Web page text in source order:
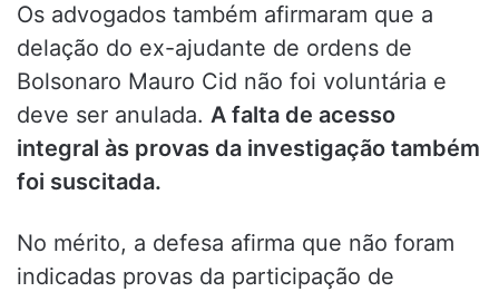
Os advogados também afirmaram que a
delação do ex-ajudante de ordens de
Bolsonaro Mauro Cid não foi voluntária e
deve ser anulada. A falta de acesso
integral às provas da investigação também
foi suscitada.
No mérito, a defesa afirma que não foram
indicadas provas da participação de